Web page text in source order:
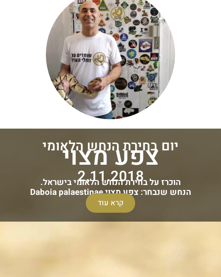
יום בחירת הנחש הלאומי
צפע מצוי
2.11.2018
הוכרז על בחירת הנחש הלאומי בישראל.
הנחש שנבחר: צפע מצוי Daboia palaestinae
קרא עוד